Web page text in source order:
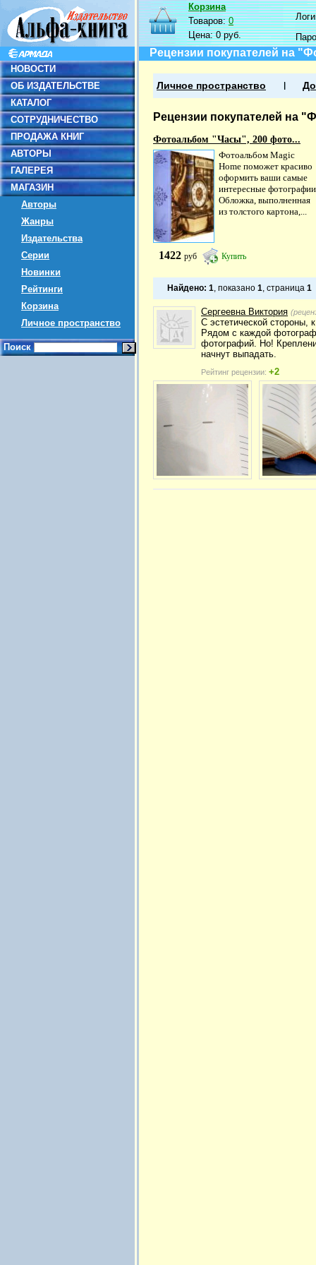
НОВОСТИ
ОБ ИЗДАТЕЛЬСТВЕ
КАТАЛОГ
СОТРУДНИЧЕСТВО
ПРОДАЖА КНИГ
АВТОРЫ
ГАЛЕРЕЯ
МАГАЗИН
Авторы
Жанры
Издательства
Серии
Новинки
Рейтинги
Корзина
Личное пространство
Поиск
Корзина
Товаров:0
Цена:0 руб.
Рецензии покупателей на
Личное пространство
Рецензии покупателей на
Фотоальбом "Часы", 200 фото...
Фотоальбом Magic
Home поможет красиво
оформить ваши самые
интересные
Обложка, выполненная
из толстого картона,...
1422 руб Купить
Найдено: 1, показано 1, страница 1
Сергеевна Виктория
С эстетической стороны,
Рядом с каждой
фотографий. Но!
начнут выпадать.
Рейтинг рецензии: +2